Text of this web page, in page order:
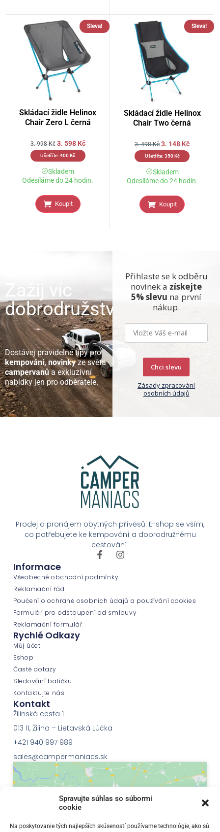
Spravujte súhlas so súbormi
cookie
Na poskytovanie tých najlepších skúseností používame technológie, ako sú
Sleva!
Skládací židle Helinox
Chair Zero L černá
3. 998Kč 3. 598 Kč
Ušetříte: 400Kč
Skladem
Odesíláme do 24 hodin.
Koupit
Sleva!
Skládací židle Helinox
Chair Two černá
3. 498Kč 3. 148 Kč
Ušetříte: 350Kč
Skladem
Odesíláme do 24 hodin.
Koupit
Zažij víc
dobrodružství
Dostávej pravidelné tipy pro
kempování, novinkyze světa
campervanůa exkluzivní
nabídky jen pro odběratele.
Přihlaste se k odběru
novinek a získejte
5% slevu na první
nákup.
Chci slevu
Zásady zpracování
osobních údajů
Prodej a pronájem obytných přívěsů. E-shop se vším,
co potřebujete ke kempování a dobrodružnému
cestování.
Informace
Všeobecné obchodní podmínky
Reklamační řád
Poučení o ochraně osobních údajů a používání cookies
Formulář pro odstoupení od smlouvy
Reklamační formulář
Rychlé Odkazy
Můj účet
Eshop
Časté dotazy
Sledování balíčku
Kontaktujte nás
Kontakt
Žilinská cesta 1
013 11, Žilina – Lietavská Lúčka
+421 940 997 989
sales@campermaniacs.sk
Klepnutím přijměte marketingové soubory